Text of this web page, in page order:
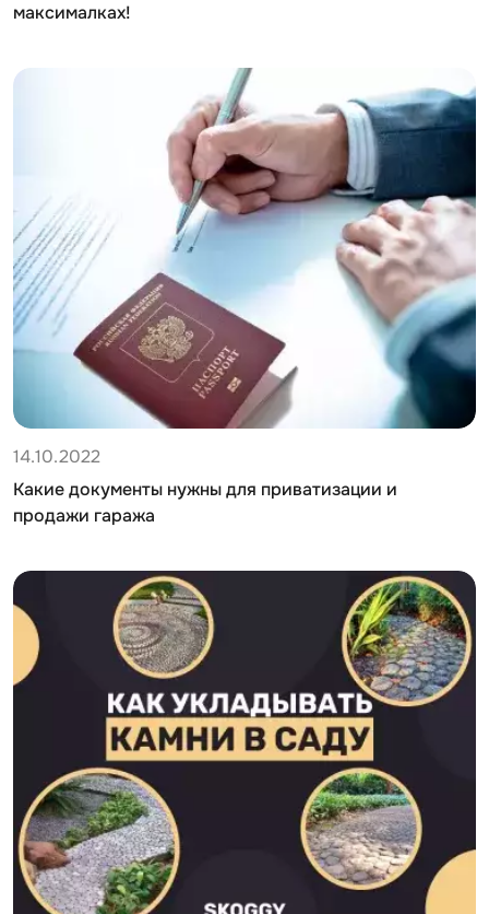
максималках!
14.10.2022
Какие документы нужны для приватизации и
продажи гаража